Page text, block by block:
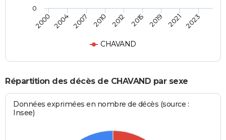
CHAVAND
2000 2004 2007 2010 2012 2015 2019 2021 2023
0
Répartition des décès de CHAVAND par sexe
Données exprimées en nombre de décès (source :
Insee)